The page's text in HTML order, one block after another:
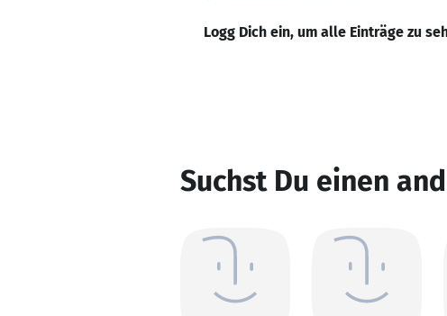
Logg Dich ein, um alle Einträge zu
Suchst Du einen